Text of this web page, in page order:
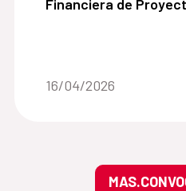
Financiera de
Date of the news::
16/04/2026